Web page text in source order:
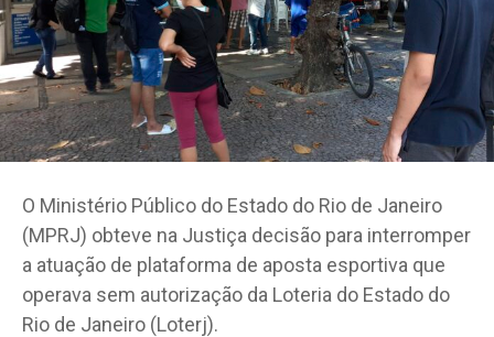
O Ministério Público do Estado do Rio de Janeiro
(MPRJ) obteve na Justiça decisão para interromper
a atuação de plataforma de aposta esportiva que
operava sem autorização da Loteria do Estado do
Rio de Janeiro (Loterj).